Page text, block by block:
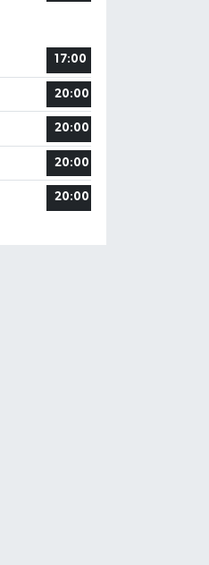
17:00
20:00
20:00
20:00
20:00